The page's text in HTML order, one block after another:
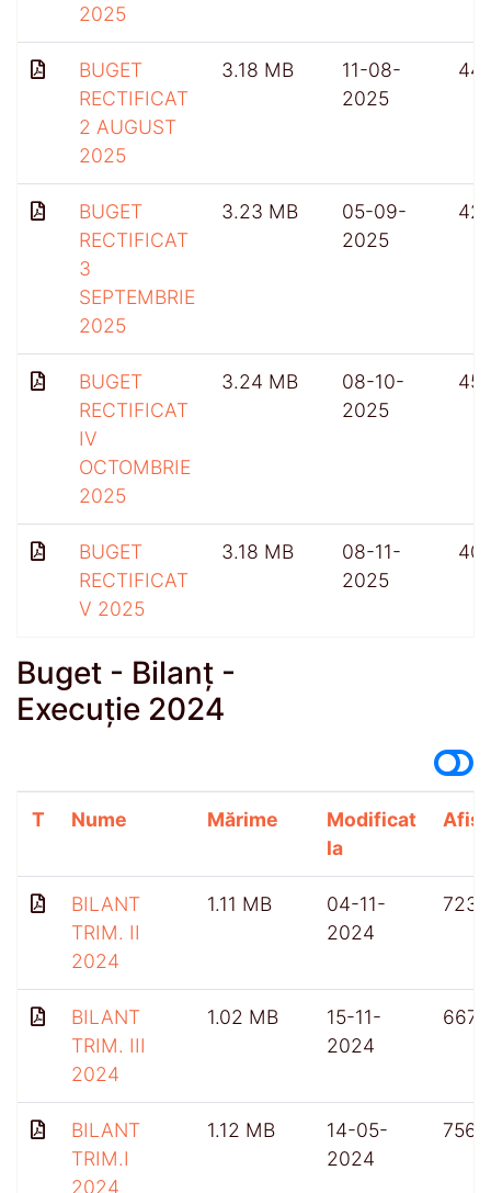
2025
BUGET
RECTIFICAT
2 AUGUST
2025
3.18 MB
11-08-
2025
BUGET
RECTIFICAT
3
SEPTEMBRIE
2025
3.23 MB
05-09-
2025
BUGET
RECTIFICAT
IV
OCTOMBRIE
2025
3.24 MB
08-10-
2025
BUGET
RECTIFICAT
V 2025
3.18 MB
08-11-
2025
Buget - Bilanț -
Execuție 2024
T Nume Mărime
Modificat
la
BILANT
TRIM. II
2024
1.11 MB
04-11-
2024
723
BILANT
TRIM. III
2024
1.02 MB
15-11-
2024
667
BILANT
TRIM.I
2024
1.12 MB
14-05-
2024
756